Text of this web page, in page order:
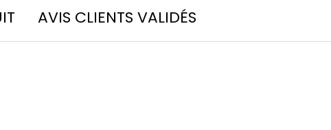
AVIS CLIENTS VALIDÉS